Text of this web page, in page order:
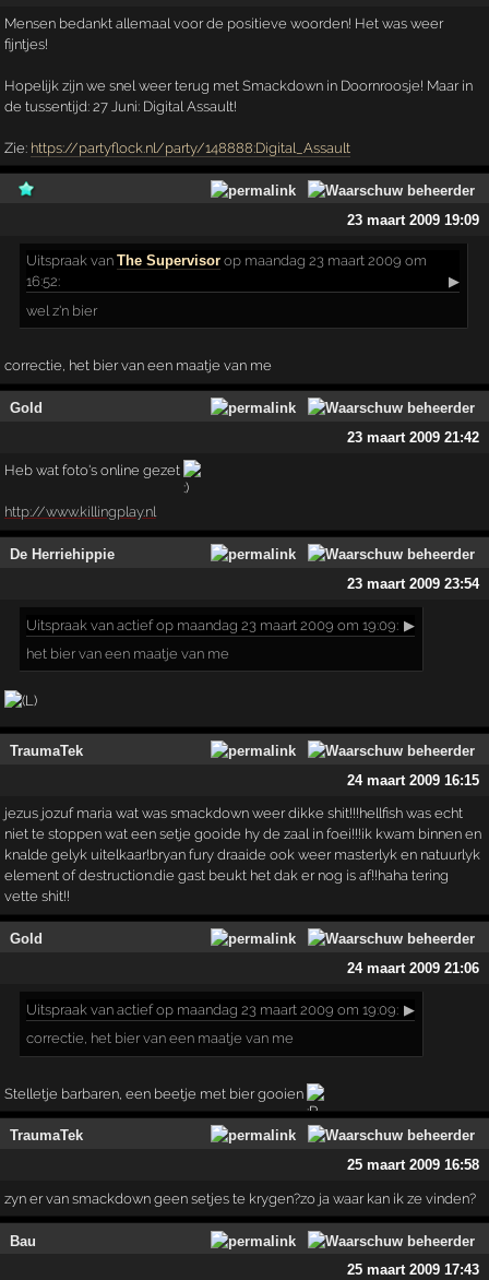
Mensen bedankt allemaal voor de positieve woorden! Het was weer
fijntjes!
Hopelijk zijn we snel weer terug met Smackdown in Doornroosje! Maar in
de tussentijd: 27 Juni: Digital Assault!
Zie: https://partyflock.nl/party/148888:Digital_Assault
23 maart 2009 19:09
Uitspraak vanThe Supervisor op maandag 23 maart 2009 om
16:52:
▶
wel z'n bier
correctie, het bier van een maatje van me
Gold
23 maart 2009 21:42
Heb wat foto's online gezet
http://www.killingplay.nl
De Herriehippie
23 maart 2009 23:54
Uitspraak van actief op maandag 23 maart 2009 om 19:09: ▶
het bier van een maatje van me
TraumaTek
24 maart 2009 16:15
jezus jozuf maria wat was smackdown weer dikke shit!!!hellfish was echt
niet te stoppen wat een setje gooide hy de zaal in foei!!!ik kwam binnen en
knalde gelyk uitelkaar!bryan fury draaide ook weer masterlyk en natuurlyk
element of destruction.die gast beukt het dak er nog is af!!haha tering
vette shit!!
Gold
24 maart 2009 21:06
Uitspraak van actief op maandag 23 maart 2009 om 19:09: ▶
correctie, het bier van een maatje van me
Stelletje barbaren, een beetje met bier gooien
TraumaTek
25 maart 2009 16:58
zyn er van smackdown geen setjes te krygen?zo ja waar kan ik ze vinden?
Bau
25 maart 2009 17:43